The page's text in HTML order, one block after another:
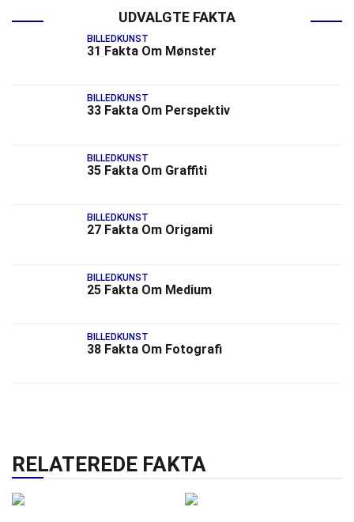
UDVALGTE FAKTA
BILLEDKUNST
31 Fakta Om Mønster
BILLEDKUNST
33 Fakta Om Perspektiv
BILLEDKUNST
35 Fakta Om Graffiti
BILLEDKUNST
27 Fakta Om Origami
BILLEDKUNST
25 Fakta Om Medium
BILLEDKUNST
38 Fakta Om Fotografi
RELATEREDE FAKTA